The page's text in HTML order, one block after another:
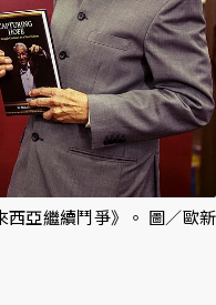
亞繼續鬥爭》。 圖／歐新